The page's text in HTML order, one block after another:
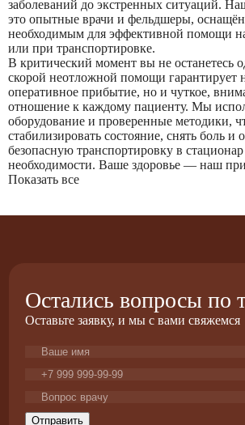
заболеваний до экстренных ситуаций.
это опытные врачи и фельдшеры,
необходимым для эффективной помощи
или при транспортировке.
В критический момент вы не останетесь
скорой неотложной помощи гарантирует
оперативное прибытие, но и чуткое,
отношение к каждому пациенту. Мы
оборудование и проверенные методики,
стабилизировать состояние, снять боль и
безопасную транспортировку в
необходимости. Ваше здоровье — наш
Показать все
Остались вопросы по
Оставьте заявку, и мы с вами свяжемся
Отправить